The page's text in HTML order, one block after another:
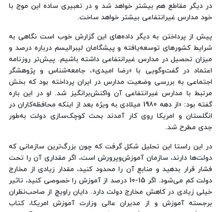
در دیگر مقاطع هم بیشتر خواهد شد و در تعبیری ساده این موج با
خود مدارس غیرانتفاعی بیشتر خواهد ساخت.
پیش از پرداختن به دیگر داده‌های این گزارش خوب است نگاهی به
شرایط کشورهای توسعه‌یافته و پیشگامان لیبرالیسم درباره درصد و
میزان تحصیل در مدارس غیرانتفاعی داشته باشیم. پیش‌تر روزنامه
اعتماد در گفت‌وگویی با «رضا امیدی»، جامعه‌شناس و پژوهشگر
اجتماعی به بررسی وضعیت مدارس در ایران پرداخته بود که بخش
مرتبط با مدارس غیرانتفاعی آن واکنش‌برانگیز شد. او در این باره
گفته بود: «از دهه 1980 میلادی به ویژه بعد از اینکه محافظه‌کاران در
انگلستان و امریکا روی کار آمدند بحث کوچک‌سازی دولت به‌طور
جدی مطرح شد.
در این راستا این تحلیل شکل گرفت که چون بزرگ‌ترین سازمانی که
دولت‌ها دارند، سازمان آموزش‌وپرورش است، اگر مقداری آن را تحت
فشار قرار بدهید و منابع آن را محدود کنید، مقدار زیادی از مخارج
دولت کم می‌شود. اگر 15-10 درصد از آموزش را خصوصی کنید، تاثیر
خیلی زیادی در کاهش مخارج دولت دارد. دایان راویچ از صاحب‌نظران
برجسته آموزش و از مدیران عالی وزارت آموزش امریکا، کتاب